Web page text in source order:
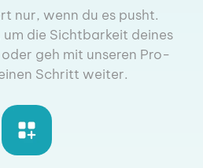
nur, wenn du es pusht.
um die Sichtbarkeit deines
geh mit unseren Pro-
Schritt weiter.